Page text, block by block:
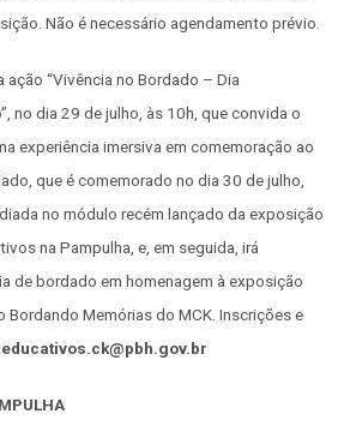
Não é necessário agendamento prévio.
ação “Vivência no Bordado – Dia
no dia 29 de julho, às 10h, que convida o
experiência imersiva em comemoração ao
que é comemorado no dia 30 de julho,
no módulo recém lançado da exposição
na Pampulha, e, em seguida, irá
de bordado em homenagem à exposição
Bordando Memórias do MCK. Inscrições e
educativos.ck@pbh.gov.br